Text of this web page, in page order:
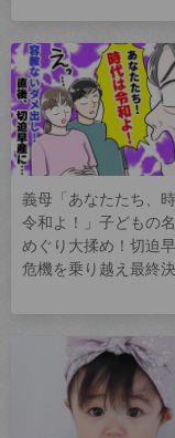
義母「あなたたち、
令和よ！」子どもの
めぐり大揉め！切迫
危機を乗り越え最終